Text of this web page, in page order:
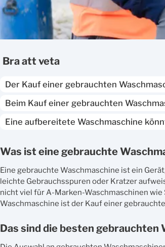
bra att veta
Der Kauf einer gebrauchten
Beim Kauf einer gebrauchten
Eine aufbereitete Waschmaschine
Was ist eine gebrauchte
Eine gebrauchte Waschmaschine ist ein
leichte Gebrauchsspuren oder Kratzer
nicht viel für A-Marken-Waschmaschinen
Waschmaschine ist der Kauf einer
Das sind die besten gebrauchten